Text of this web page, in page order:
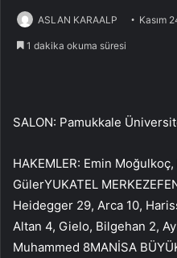
ASLAN KARAALP Kasım
1 dakika okuma süresi
SALON: Pamukkale
HAKEMLER: Emin
GülerYUKATEL
Heidegger 29, Arca 10,
Altan 4, Gielo, Bilgehan 2,
Muhammed 8MANİSA